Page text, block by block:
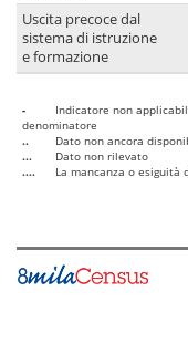
Uscita precoce dal
sistema di istruzione
e formazione
-
Indicatore non
denominatore
..
Dato non ancora
...
Dato non rilevato
....
La mancanza o